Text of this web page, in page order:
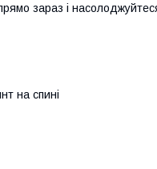
зараз і
на спині